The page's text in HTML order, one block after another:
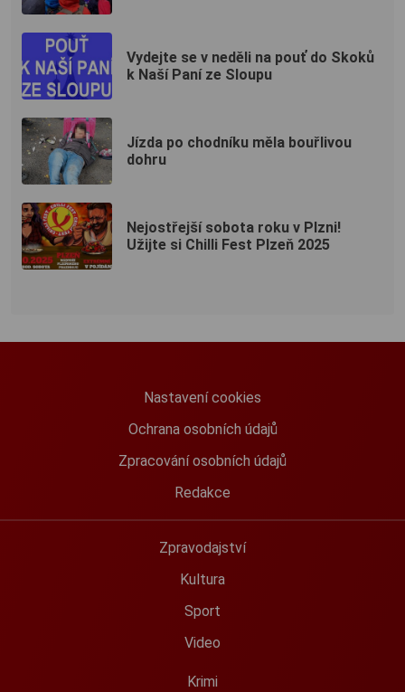
Vydejte se v neděli na pouť do Skoků
k Naší Paní ze Sloupu
Jízda po chodníku měla bouřlivou
dohru
Nejostřejší sobota roku v Plzni!
Užijte si Chilli Fest Plzeň 2025
Nastavení cookies
Ochrana osobních údajů
Zpracování osobních údajů
Redakce
Zpravodajství
Kultura
Sport
Video
Krimi